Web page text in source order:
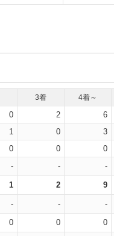
3着 4着～
0 2 6
1 0 3
0 0 0
- - -
1 2 9
- - -
0 0 0